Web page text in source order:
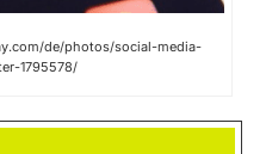
de/photos/social-media-
1795578/